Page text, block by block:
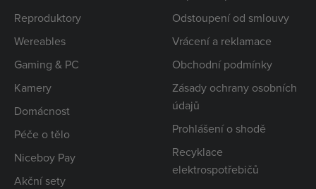
Reproduktory
Wereables
Gaming & PC
Kamery
Domácnost
Péče o tělo
Niceboy Pay
Akční sety
Odstoupení od smlouvy
Vrácení a reklamace
Obchodní podmínky
Zásady ochrany osobních
údajů
Prohlášení o shodě
Recyklace
elektrospotřebičů